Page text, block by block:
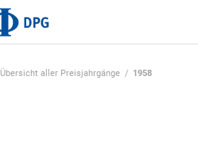
Übersicht aller Preisjahrgänge 1958